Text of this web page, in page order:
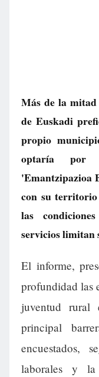
Más de la mitad
de Euskadi
propio
optaría por
'Emantzipazioa
con su territorio
las
servicios limitan
El informe,
profundidad las
juventud
principal
encuestados,
laborales y la